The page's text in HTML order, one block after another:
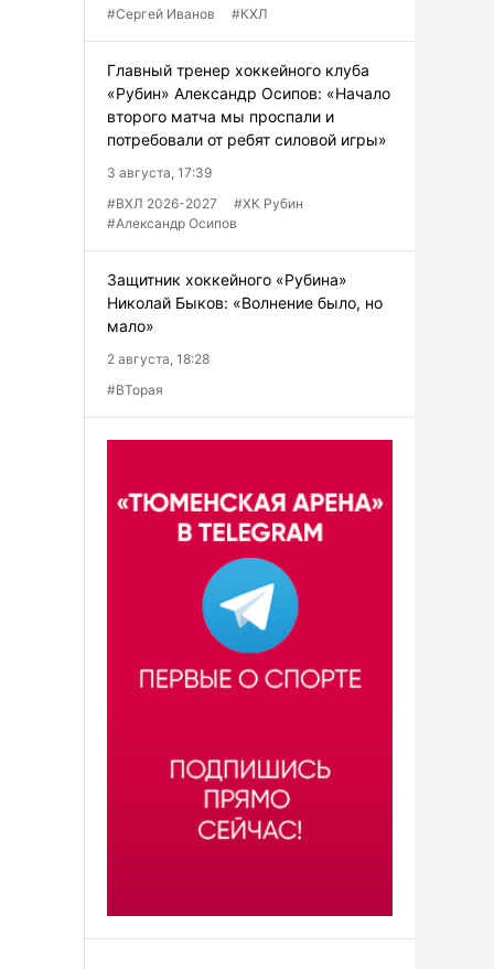
#Сергей Иванов
#КХЛ
Главный тренер хоккейного клуба
«Рубин» Александр Осипов: «Начало
второго матча мы проспали и
потребовали от ребят силовой игры»
3 августа, 17:39
#ВХЛ 2026-2027
#ХК Рубин
#Александр Осипов
Защитник хоккейного «Рубина»
Николай Быков: «Волнение было, но
мало»
2 августа, 18:28
#ВТорая